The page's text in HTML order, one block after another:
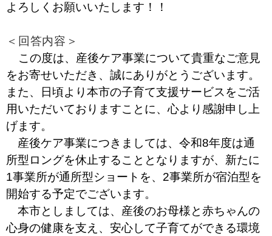
よろしくお願いいたします！！
＜回答内容＞
この度は、産後ケア事業について貴重なご意見
をお寄せいただき、誠にありがとうございます。
また、日頃より本市の子育て支援サービスをご活
用いただいておりますことに、心より感謝申し上
げます。
産後ケア事業につきましては、令和8年度は通
所型ロングを休止することとなりますが、新たに
1事業所が通所型ショートを、2事業所が宿泊型を
開始する予定でございます。
本市としましては、産後のお母様と赤ちゃんの
心身の健康を支え、安心して子育てができる環境